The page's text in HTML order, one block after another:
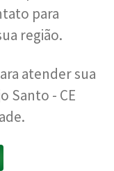
para
região.
atender sua
Santo - CE